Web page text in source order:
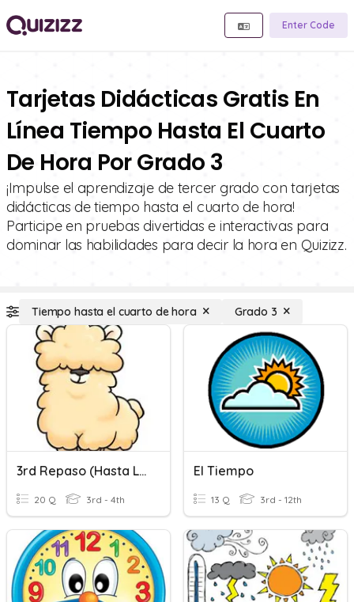
Enter Code
Tarjetas Didácticas Gratis En
Línea Tiempo Hasta El Cuarto
De Hora Por Grado 3
¡Impulse el aprendizaje de tercer grado con tarjetas
didácticas de tiempo hasta el cuarto de hora!
Participe en pruebas divertidas e interactivas para
dominar las habilidades para decir la hora en Quizizz.
Tiempo hasta el cuarto de hora Grado 3
3rd Repaso (hasta La Hora)
20 Q 3rd - 4th
El Tiempo
13 Q 3rd - 12th